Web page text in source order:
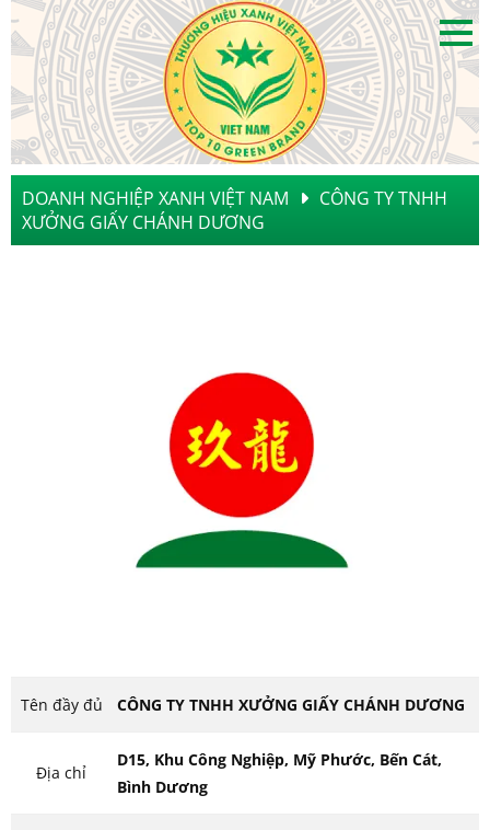
DOANH NGHIỆP XANH VIỆT NAM
CÔNG TY TNHH
XƯỞNG GIẤY CHÁNH DƯƠNG
Tên đầy đủ CÔNG TY TNHH XƯỞNG GIẤY CHÁNH DƯƠNG
Địa chỉ
D15, Khu Công Nghiệp, Mỹ Phước, Bến Cát,
Bình Dương